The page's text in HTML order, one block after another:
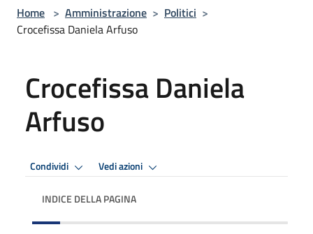
Home > Amministrazione > Politici >
Crocefissa Daniela Arfuso
Crocefissa Daniela
Arfuso
Condividi Vedi azioni
INDICE DELLA PAGINA